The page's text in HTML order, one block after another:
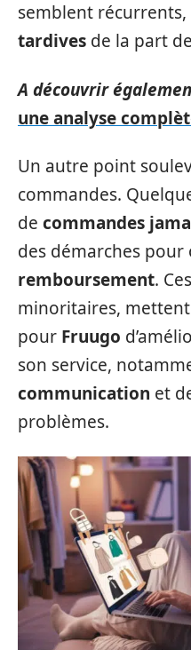
semblent récurrents,
tardives de la part de
A découvrir
une analyse
Un autre point
commandes.
de commandes
des démarches
remboursement.
minoritaires,
pour Fruugo
son service,
communication et
problèmes.